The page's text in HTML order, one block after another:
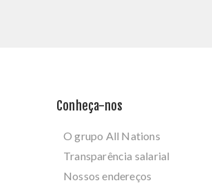
Conheça-nos
O grupo All Nations
Transparência salarial
Nossos endereços